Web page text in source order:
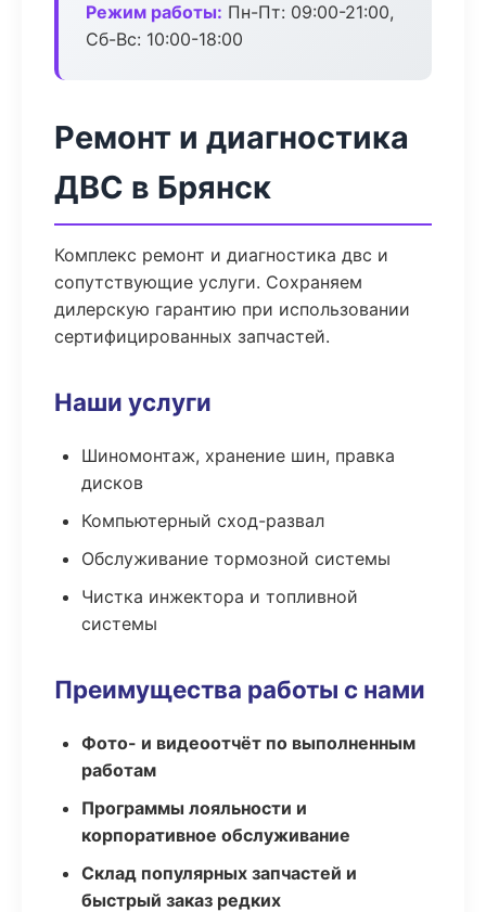
Режим работы: Пн-Пт: 09:00-21:00,
Сб-Вс: 10:00-18:00
Ремонт и диагностика
ДВС в Брянск
Комплекс ремонт и диагностика двс и
сопутствующие услуги. Сохраняем
дилерскую гарантию при использовании
сертифицированных запчастей.
Наши услуги
Шиномонтаж, хранение шин, правка
дисков
Компьютерный сход-развал
Обслуживание тормозной системы
Чистка инжектора и топливной
системы
Преимущества работы с нами
Фото- и видеоотчёт по выполненным
работам
Программы лояльности и
корпоративное обслуживание
Склад популярных запчастей и
быстрый заказ редких